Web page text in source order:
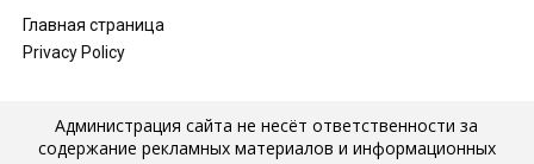
Главная страница
Privacy Policy
Администрация сайта не несёт ответственности за
содержание рекламных материалов и информационных